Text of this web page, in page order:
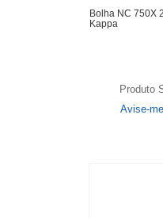
Bolha NC 750X
Kappa
Produto
Avise-